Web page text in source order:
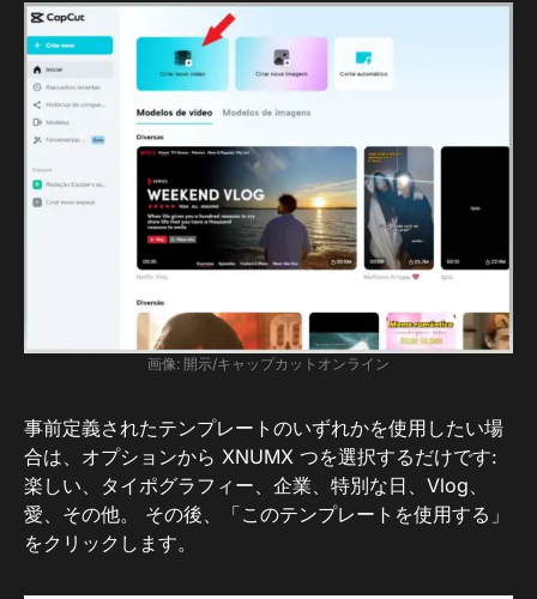
画像: 開示/キャップカットオンライン
事前定義されたテンプレートのいずれかを使用したい場
合は、オプションから XNUMX つを選択するだけです:
楽しい、タイポグラフィー、企業、特別な日、Vlog、
愛、その他。 その後、「このテンプレートを使用する」
をクリックします。